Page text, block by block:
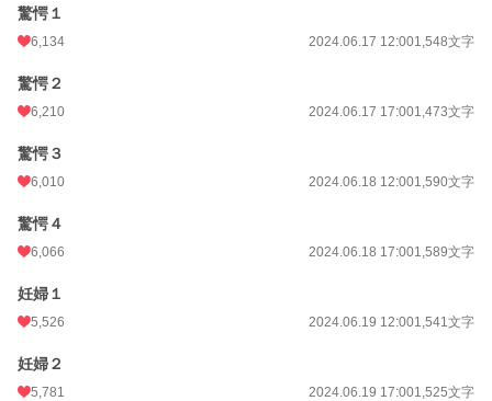
驚愕１
6,134 2024.06.17 12:001,548文字
驚愕２
6,210 2024.06.17 17:001,473文字
驚愕３
6,010 2024.06.18 12:001,590文字
驚愕４
6,066 2024.06.18 17:001,589文字
妊婦１
5,526 2024.06.19 12:001,541文字
妊婦２
5,781 2024.06.19 17:001,525文字